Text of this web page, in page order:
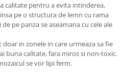
calitate pentru a evita intinderea,
pe o structura de lemn cu rama
pe panza se aseamana cu cele ale
in zonele in care urmeaza sa fie
buna calitate, fara miros si non-toxic.
se vor lipi ferm.